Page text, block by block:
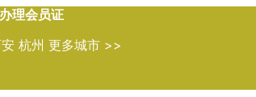
办理会员证
杭州 更多城市 >>